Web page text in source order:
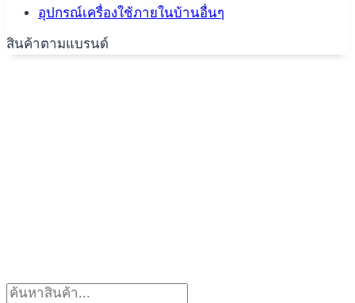
อุปกรณ์เครื่องใช้ภายในบ้านอื่นๆ
สินค้าตามแบรนด์